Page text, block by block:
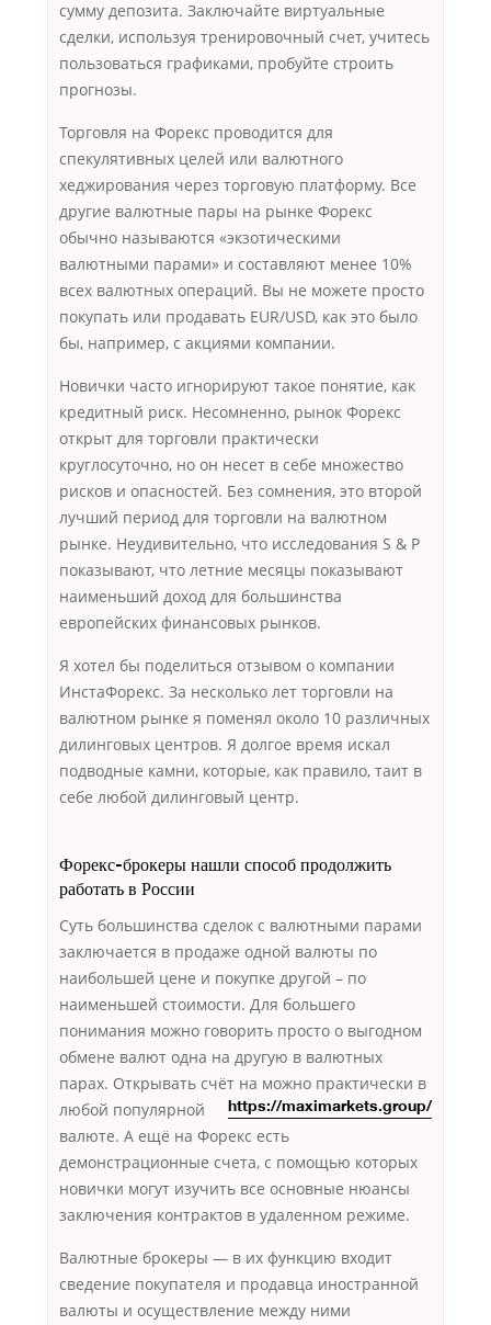
сумму депозита. Заключайте виртуальные
сделки, используя тренировочный счет, учитесь
пользоваться графиками, пробуйте строить
прогнозы.
Торговля на Форекс проводится для
спекулятивных целей или валютного
хеджирования через торговую платформу. Все
другие валютные пары на рынке Форекс
обычно называются «экзотическими
валютными парами» и составляют менее 10%
всех валютных операций. Вы не можете просто
покупать или продавать EUR/USD, как это было
бы, например, с акциями компании.
Новички часто игнорируют такое понятие, как
кредитный риск. Несомненно, рынок Форекс
открыт для торговли практически
круглосуточно, но он несет в себе множество
рисков и опасностей. Без сомнения, это второй
лучший период для торговли на валютном
рынке. Неудивительно, что исследования S & P
показывают, что летние месяцы показывают
наименьший доход для большинства
европейских финансовых рынков.
Я хотел бы поделиться отзывом о компании
ИнстаФорекс. За несколько лет торговли на
валютном рынке я поменял около 10 различных
дилинговых центров. Я долгое время искал
подводные камни, которые, как правило, таит в
себе любой дилинговый центр.
Форекс-брокеры нашли способ продолжить
работать в России
Суть большинства сделок с валютными парами
заключается в продаже одной валюты по
наибольшей цене и покупке другой – по
наименьшей стоимости. Для большего
понимания можно говорить просто о выгодном
обмене валют одна на другую в валютных
парах. Открывать счёт на
https://maximarkets.group/
можно практически в
любой популярной
валюте. А ещё на Форекс есть
демонстрационные счета, с помощью которых
новички могут изучить все основные нюансы
заключения контрактов в удаленном режиме.
Валютные брокеры — в их функцию входит
сведение покупателя и продавца иностранной
валюты и осуществление между ними